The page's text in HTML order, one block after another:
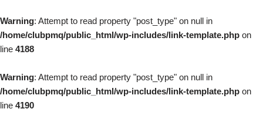
Warning: Attempt to read property "post_type" on null in
/home/clubpmq/public_html/wp-includes/link-template.php on
line 4188
Warning: Attempt to read property "post_type" on null in
/home/clubpmq/public_html/wp-includes/link-template.php on
line 4190